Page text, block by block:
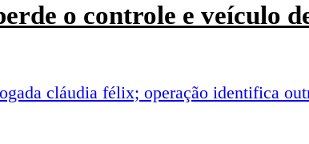
o controle e veículo